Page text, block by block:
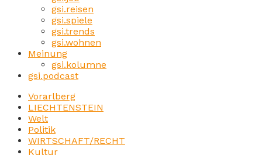
gsi.reisen
gsi.spiele
gsi.trends
gsi.wohnen
Meinung
gsi.kolumne
gsi.podcast
Vorarlberg
LIECHTENSTEIN
Welt
Politik
WIRTSCHAFT/RECHT
Kultur